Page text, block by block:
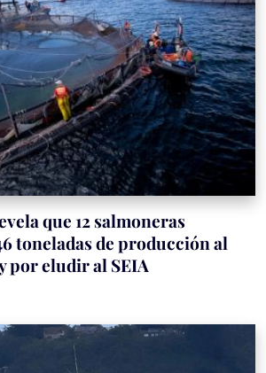
que 12 salmoneras
toneladas de producción al
por eludir al SEIA